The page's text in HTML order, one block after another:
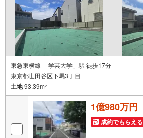
東急東横線 「学芸大学」駅 徒歩17分
東京都世田谷区下馬3丁目
土地93.39m2
1億980万円
成約でもらえる